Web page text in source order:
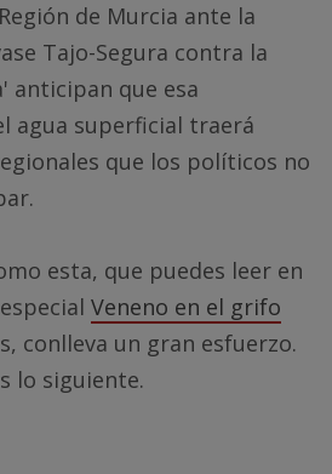
de Murcia ante la
Tajo-Segura contra la
anticipan que esa
agua superficial traerá
que los políticos no
esta, que puedes leer en
Veneno en el grifo
conlleva un gran esfuerzo.
lo siguiente.